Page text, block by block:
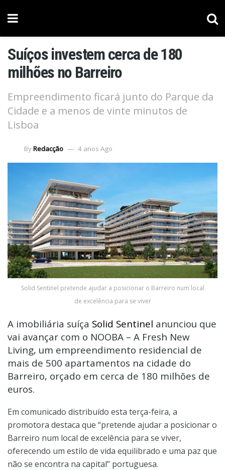
Suíços investem cerca de 180
milhões no Barreiro
Empreendimento ficará junto do Parque da
Cidade e a menos de vinte minutos de
Lisboa
ByRedacção 4 anos Ago
Solid Sentinel pretende ajudar a posicionar o Barreiro num local
de excelência para se viver
A imobiliária suíça Solid Sentinel anunciou que
vai avançar com o NOOBA – A Fresh New
Living, um empreendimento residencial de
mais de 500 apartamentos na cidade do
Barreiro, orçado em cerca de 180 milhões de
euros.
Em comunicado distribuído esta terça-feira, a
promotora destaca que “pretende ajudar a posicionar o
Barreiro num local de excelência para se viver,
oferecendo um estilo de vida equilibrado e uma paz que
não se encontra na capital” portuguesa.